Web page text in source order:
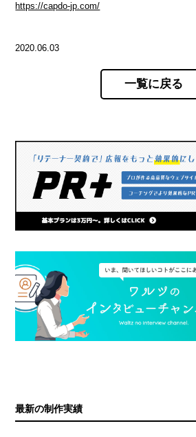
https://capdo-jp.com/
2020.06.03
一覧に戻る
最新の制作実績